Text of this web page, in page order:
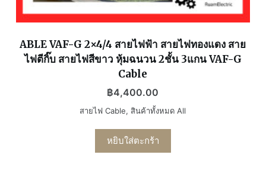
ABLE VAF-G 2×4/4 สายไฟฟ้า สายไฟทองแดง สาย
ไฟตีกิ๊บ สายไฟสีขาว หุ้มฉนวน 2ชั้น 3แกน VAF-G
Cable
฿4,400.00
สายไฟ Cable, สินค้าทั้งหมด All
หยิบใส่ตะกร้า